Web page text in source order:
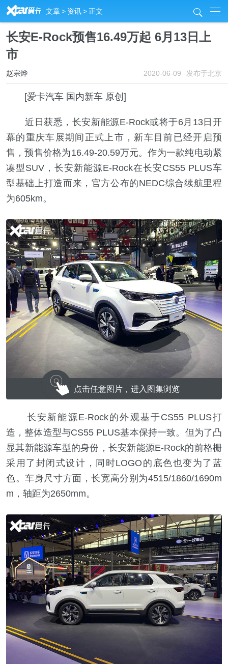
R 文章> 资讯>正文 j
长安E-Rock预售16.49万起 6月13日上
市
2020-06-09 发布于北京
赵宗烨
[爱卡汽车 国内新车 原创]
近日获悉，长安新能源E-Rock或将于6月13日开
幕的重庆车展期间正式上市，新车目前已经开启预
售，预售价格为16.49-20.59万元。作为一款纯电动紧
凑型SUV，长安新能源E-Rock在长安CS55 PLUS车
型基础上打造而来，官方公布的NEDC综合续航里程
为605km。
点击任意图片，进入图集浏览
长安新能源E-Rock的外观基于CS55 PLUS打
造，整体造型与CS55 PLUS基本保持一致。但为了凸
显其新能源车型的身份，长安新能源E-Rock的前格栅
采用了封闭式设计，同时LOGO的底色也变为了蓝
色。车身尺寸方面，长宽高分别为4515/1860/1690m
m，轴距为2650mm。